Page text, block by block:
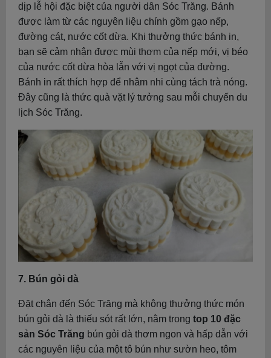
dịp lễ hội đặc biệt của người dân Sóc Trăng. Bánh
được làm từ các nguyên liệu chính gồm gạo nếp,
đường cát, nước cốt dừa. Khi thưởng thức bánh in,
bạn sẽ cảm nhận được mùi thơm của nếp mới, vị béo
của nước cốt dừa hòa lẫn với vị ngọt của đường.
Bánh in rất thích hợp để nhâm nhi cùng tách trà nóng.
Đây cũng là thức quà vặt lý tưởng sau mỗi chuyến du
lịch Sóc Trăng.
7. Bún gỏi dà
Đặt chân đến Sóc Trăng mà không thưởng thức món
bún gỏi dà là thiếu sót rất lớn, nằm trong top 10 đặc
sản Sóc Trăng bún gỏi dà thơm ngon và hấp dẫn với
các nguyên liệu của một tô bún như sườn heo, tôm